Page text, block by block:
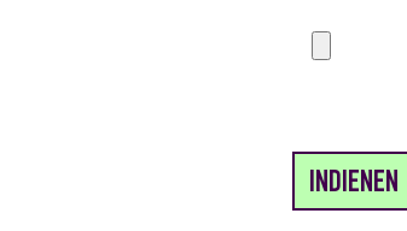
INDIENEN